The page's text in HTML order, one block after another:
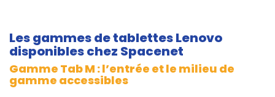
Les gammes de tablettes Lenovo
disponibles chez Spacenet
Gamme Tab M : l’entrée et le milieu de
gamme accessibles